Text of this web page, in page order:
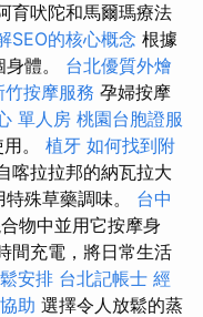
育吠陀和馬爾瑪療法
SEO的核心概念 根據
體。 台北優質外燴
竹按摩服務 孕婦按摩
單人房 桃園台胞證服
。 植牙 如何找到附
喀拉拉邦的納瓦拉大
殊草藥調味。 台中
物中並用它按摩身
間充電，將日常生活
安排 台北記帳士 經
助 選擇令人放鬆的蒸